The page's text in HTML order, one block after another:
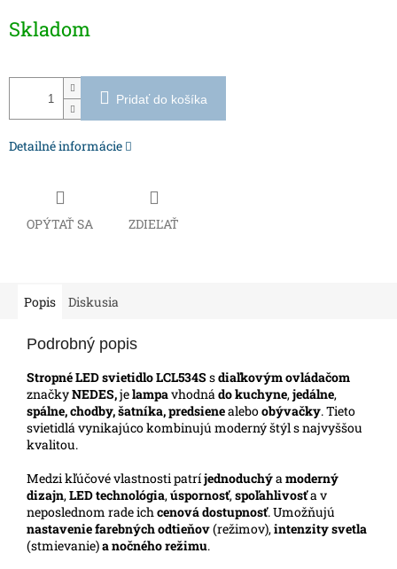
cena:
Skladom
Pridať do košíka
Detailné informácie
OPÝTAŤ SA ZDIEĽAŤ
Popis Diskusia
Podrobný popis
Stropné LED svietidlo LCL534S sdiaľkovým ovládačom
značkyNEDES,jelampavhodnádo kuchyne,jedálne,
spálne, chodby, šatníka,predsienealeboobývačky. Tieto
svietidlá vynikajúco kombinujú moderný štýl s najvyššou
kvalitou.
Medzi kľúčové vlastnosti patríjednoduchýamoderný
dizajn,LED technológia,úspornosť,spoľahlivosťa v
neposlednom rade ichcenová dostupnosť. Umožňujú
nastavenie farebných odtieňov(režimov),intenzity svetla
(stmievanie)a nočného režimu.